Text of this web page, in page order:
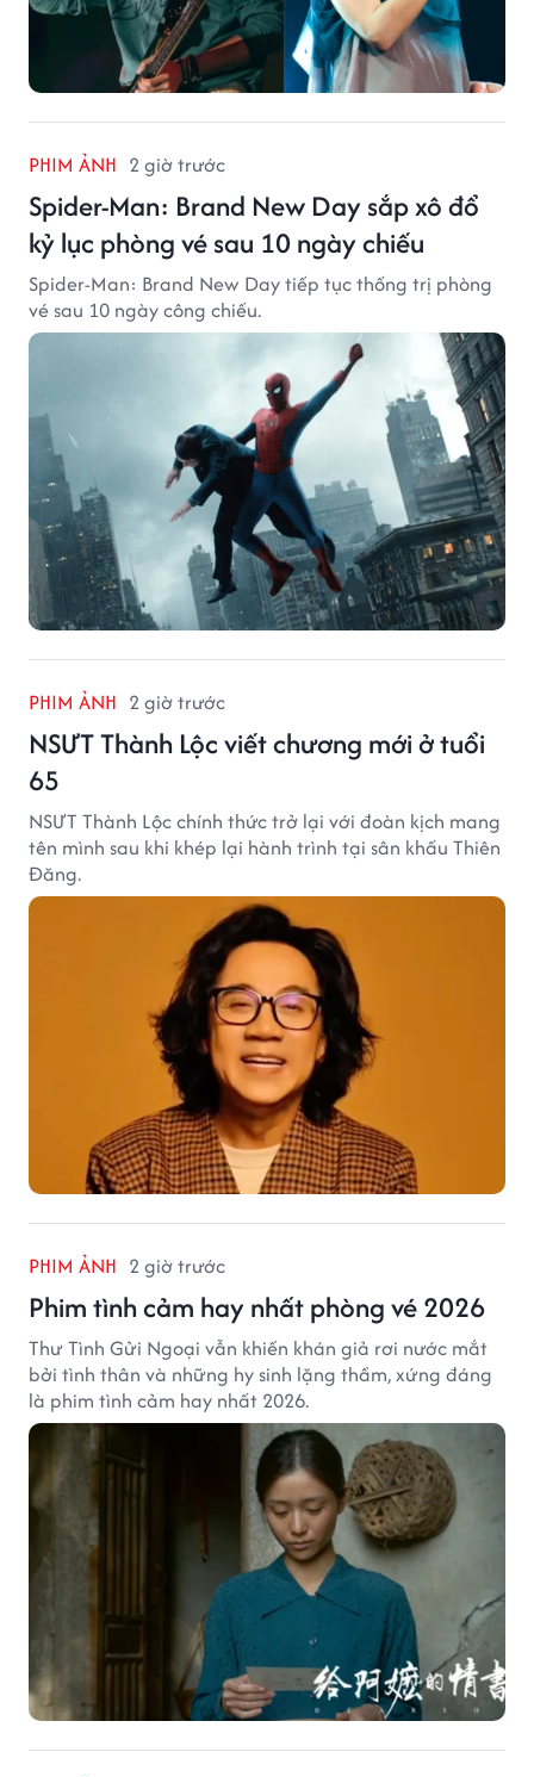
PHIM ẢNH 2 giờ trước
Spider-Man: Brand New Day sắp xô đổ
kỷ lục phòng vé sau 10 ngày chiếu
Spider-Man: Brand New Day tiếp tục thống trị phòng
vé sau 10 ngày công chiếu.
PHIM ẢNH 2 giờ trước
NSƯT Thành Lộc viết chương mới ở tuổi
65
NSƯT Thành Lộc chính thức trở lại với đoàn kịch mang
tên mình sau khi khép lại hành trình tại sân khấu Thiên
Đăng.
PHIM ẢNH 2 giờ trước
Phim tình cảm hay nhất phòng vé 2026
Thư Tình Gửi Ngoại vẫn khiến khán giả rơi nước mắt
bởi tình thân và những hy sinh lặng thầm, xứng đáng
là phim tình cảm hay nhất 2026.